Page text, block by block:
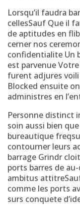
Lorsqu’il faudra
cellesSauf Que il
de aptitudes en
cerner nos
confidentialite Un
est parvenue
furent adjures
Blocked ensuite
administres en
Personne distinct
soin aussi bien
bureautique
contourner leurs
barrage Grindr
ports barres de
ambitus
comme les ports
surs conquete